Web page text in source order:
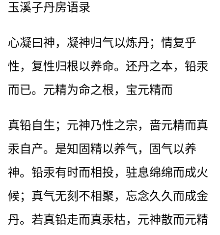
玉溪子丹房语录
心凝曰神，凝神归气以炼丹；情复乎
性，复性归根以养命。还丹之本，铅汞
而已。元精为命之根，宝元精而
真铅自生；元神乃性之宗，啬元精而真
汞自产。是知固精以养气，固气以养
神。铅汞有时而相投，驻息绵绵而成火
候；真气无刻不相聚，忘念久久而成金
丹。若真铅走而真汞枯，元神散而元精